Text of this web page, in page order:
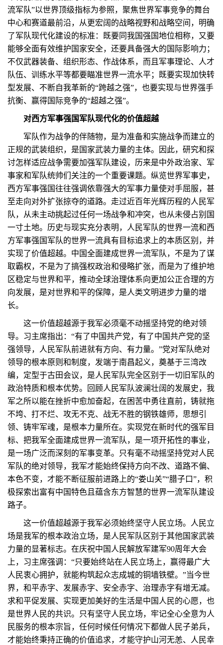
流军队”以世界顶级指标为参照，聚焦世界军事竞争的舞台
中心和赛道最前沿，从更宏阔的战略视野和战略空间，明确
了军队现代化建设的标准：既要同我国强国地位相称，又要
能够全面有效维护国家安全，还要具备强大的国际影响力；
不仅武器装备、组织形态、作战体系，而且军事理论、人才
队伍、训练水平等都要瞄准世界一流水平；既要实现加快转
型发展、不断自我革新的“跨越之强”，也要实现与世界强手
抗衡、赢得国际竞争的“超越之强”。
对西方军事强国军队现代化的价值超越
军队作为战争的伴随物，是为准备和实施战争而建立的
正规的武装组织，是国家武装力量的主体。因此，研究和探
讨怎样适应战争需要加强军队建设，历来是中外政治家、军
事家和军队统帅们关注的一个重要课题。纵览世界军事史，
西方军事强国往往强调依靠强大的军事力量使对手屈服，甚
至走向对外扩张掠夺的道路。走过近百年光辉历程的人民军
队，从未主动挑起过任何一场战争和冲突，也从未侵占别国
一寸土地。历史与现实充分表明，人民军队的世界一流和西
方军事强国军队的世界一流具有目标追求上的本质区别，并
实现了价值超越。中国全面建成世界一流军队，不是为了谋
取霸权，不是为了搞强权政治和侵略扩张，而是为了维护地
区稳定与世界和平，推动全球治理体系向更加公正合理的方
向发展，是对世界和平的保障，是人类文明进步力量的增
长。
这一价值超越源于我军必须毫不动摇坚持党的绝对领
导。习主席指出：“有了中国共产党，有了中国共产党的坚
强领导，人民军队前进就有方向、有力量。”党对军队绝对
领导的根本原则和制度，发端于南昌起义，奠基于三湾改
编，定型于古田会议，是人民军队完全区别于一切旧军队的
政治特质和根本优势。回顾人民军队波澜壮阔的发展史，我
军之所以能在挫折中愈加奋起，在困苦中勇往直前，铸就拖
不垮、打不烂、攻无不克、战无不胜的钢铁雄师，思想引
领、铸牢军魂，是根本力量所在。实现党在新时代的强军目
标、把我军全面建成世界一流军队，是一项开拓性的事业，
是一场广泛而深刻的军事变革。只有毫不动摇坚持党对人民
军队的绝对领导，我军才能始终保持方向不改、道路不偏、
本色不变，才能不断征服前进路上的“娄山关”“腊子口”，积
极探索出富有中国特色且蕴含东方智慧的世界一流军队建设
路子。
这一价值超越源于我军必须始终坚守人民立场。人民立
场是我军的根本政治立场，是人民军队区别于其他国家武装
力量的显著标志。在庆祝中国人民解放军建军90周年大会
上，习主席强调：“只要始终站在人民立场上，赢得最广大
人民衷心拥护，就能构筑起众志成城的铜墙铁壁。”当今世
界，和平赤字、发展赤字、安全赤字、治理赤字有增无减。
求和平促发展、实现更加美好的生活是中国人民的心愿，也
是世界人民的共识。只有坚守人民立场，牢记全心全意为人
民服务的根本宗旨，任何时候任何情况下都做人民子弟兵，
才能始终秉持正确的价值追求，才能守护山河无恙、人民幸